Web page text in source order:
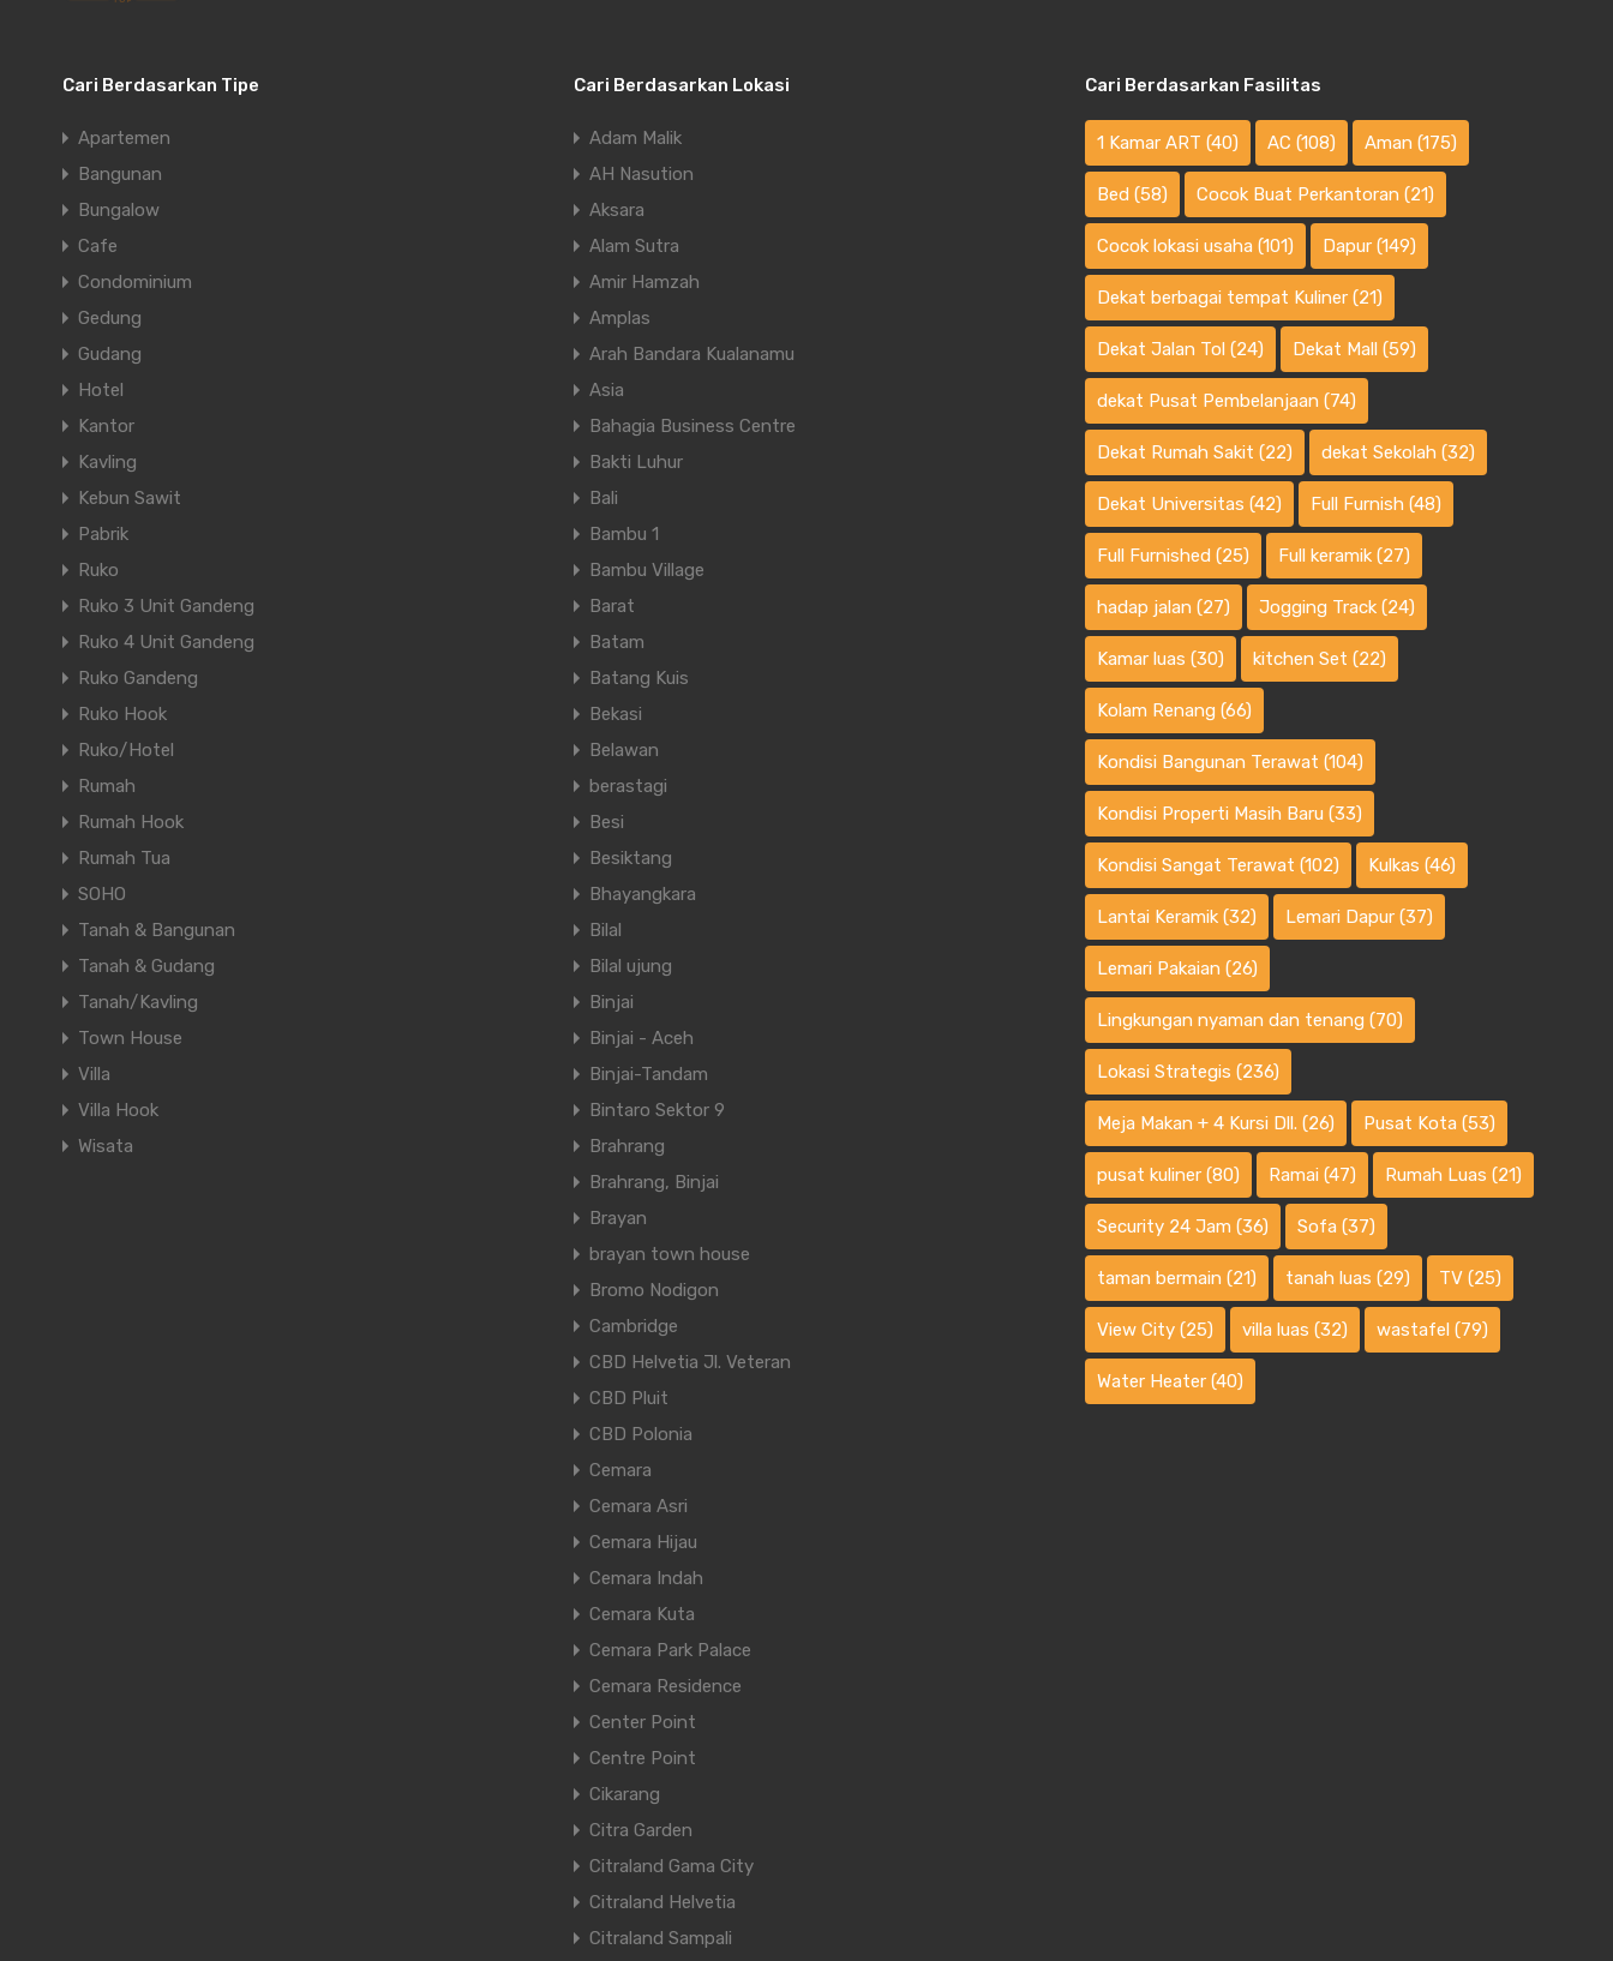
Cari Berdasarkan Tipe
Apartemen
Bangunan
Bungalow
Cafe
Condominium
Gedung
Gudang
Hotel
Kantor
Kavling
Kebun Sawit
Pabrik
Ruko
Ruko 3 Unit Gandeng
Ruko 4 Unit Gandeng
Ruko Gandeng
Ruko Hook
Ruko/Hotel
Rumah
Rumah Hook
Rumah Tua
SOHO
Tanah & Bangunan
Tanah & Gudang
Tanah/Kavling
Town House
Villa
Villa Hook
Wisata
Cari Berdasarkan Lokasi
Adam Malik
AH Nasution
Aksara
Alam Sutra
Amir Hamzah
Amplas
Arah Bandara Kualanamu
Asia
Bahagia Business Centre
Bakti Luhur
Bali
Bambu 1
Bambu Village
Barat
Batam
Batang Kuis
Bekasi
Belawan
berastagi
Besi
Besiktang
Bhayangkara
Bilal
Bilal ujung
Binjai
Binjai - Aceh
Binjai-Tandam
Bintaro Sektor 9
Brahrang
Brahrang, Binjai
Brayan
brayan town house
Bromo Nodigon
Cambridge
CBD Helvetia Jl. Veteran
CBD Pluit
CBD Polonia
Cemara
Cemara Asri
Cemara Hijau
Cemara Indah
Cemara Kuta
Cemara Park Palace
Cemara Residence
Center Point
Centre Point
Cikarang
Citra Garden
Citraland Gama City
Citraland Helvetia
Citraland Sampali
Cari Berdasarkan Fasilitas
1 Kamar ART (40) AC (108) Aman (175)
Bed (58) Cocok Buat Perkantoran (21)
Cocok lokasi usaha (101) Dapur (149)
Dekat berbagai tempat Kuliner (21)
Dekat Jalan Tol (24) Dekat Mall (59)
dekat Pusat Pembelanjaan (74)
Dekat Rumah Sakit (22) dekat Sekolah (32)
Dekat Universitas (42) Full Furnish (48)
Full Furnished (25) Full keramik (27)
hadap jalan (27) Jogging Track (24)
Kamar luas (30) kitchen Set (22)
Kolam Renang (66)
Kondisi Bangunan Terawat (104)
Kondisi Properti Masih Baru (33)
Kondisi Sangat Terawat (102) Kulkas (46)
Lantai Keramik (32) Lemari Dapur (37)
Lemari Pakaian (26)
Lingkungan nyaman dan tenang (70)
Lokasi Strategis (236)
Meja Makan + 4 Kursi Dll. (26) Pusat Kota (53)
pusat kuliner (80) Ramai (47) Rumah Luas (21)
Security 24 Jam (36) Sofa (37)
taman bermain (21) tanah luas (29) TV (25)
View City (25) villa luas (32) wastafel (79)
Water Heater (40)